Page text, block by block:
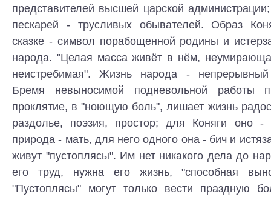
представителей высшей царской
пескарей - трусливых обывателей. Образ
сказке - символ порабощенной родины и
народа. "Целая масса живёт в нём,
неистребимая". Жизнь народа -
Бремя невыносимой подневольной работы
проклятие, в "ноющую боль", лишает жизнь
раздолье, поэзия, простор; для Коняги оно
природа - мать, для него одного она - бич и
живут "пустоплясы". Им нет никакого дела до
его труд, нужна его жизнь, "способная
"Пустоплясы" могут только вести праздную